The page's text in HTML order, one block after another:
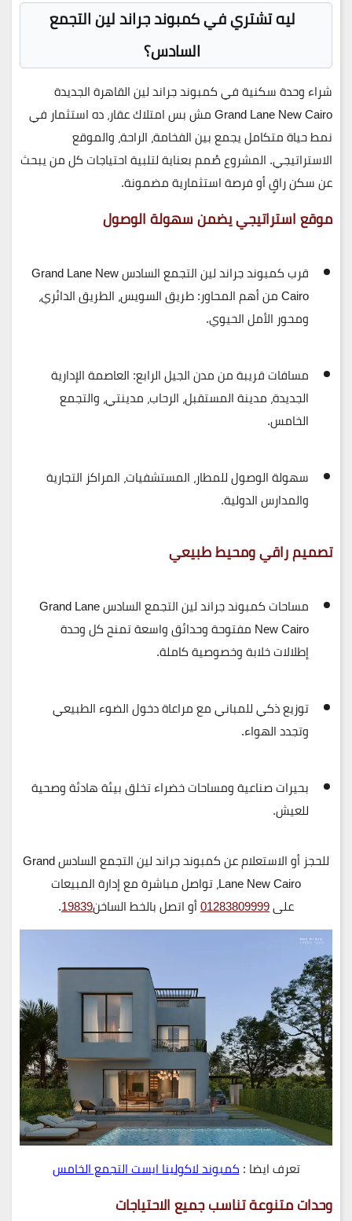
ليه تشتري في كمبوند جراند لين التجمع
السادس؟
شراء وحدة سكنية فيكمبوند جراند لين القاهرة الجديدة
Grand Lane New Cairoمش بس امتلاك عقار، ده استثمار في
نمط حياة متكامل يجمع بين الفخامة، الراحة، والموقع
الاستراتيجي. المشروع صُمم بعناية لتلبية احتياجات كل من يبحث
عن سكن راقٍ أو فرصة استثمارية مضمونة.
موقع استراتيجي يضمن سهولة الوصول
قربكمبوند جراند لين التجمع السادسGrand Lane New
Cairoمن أهم المحاور: طريق السويس، الطريق الدائري،
ومحور الأمل الحيوي.
مسافات قريبة من مدن الجيل الرابع: العاصمة الإدارية
الجديدة، مدينة المستقبل، الرحاب، مدينتي، والتجمع
الخامس.
سهولة الوصول للمطار، المستشفيات، المراكز التجارية
والمدارس الدولية.
تصميم راقي ومحيط طبيعي
مساحاتكمبوند جراند لين التجمع السادسGrand Lane
New Cairo مفتوحة وحدائق واسعة تمنح كل وحدة
إطلالات خلابة وخصوصية كاملة.
توزيع ذكي للمباني مع مراعاة دخول الضوء الطبيعي
وتجدد الهواء.
بحيرات صناعية ومساحات خضراء تخلق بيئة هادئة وصحية
للعيش.
للحجز أو الاستعلام عن كمبوند جراند لين التجمع السادس Grand
Lane New Cairo، تواصل مباشرة مع إدارة المبيعات
على01283809999أو اتصل بالخط الساخن19839
.
تعرف ايضا :كمبوند لاكولينا ايست التجمع الخامس
وحدات متنوعة تناسب جميع الاحتياجات